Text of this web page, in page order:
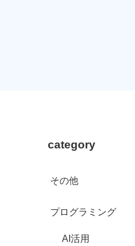
category
その他
プログラミング
AI活用